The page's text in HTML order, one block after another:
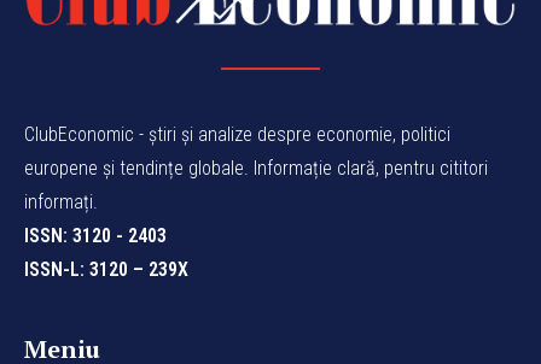
ClubEconomic - știri și analize despre economie, politici
europene și tendințe globale. Informație clară, pentru cititori
informați.
ISSN: 3120 - 2403
ISSN-L: 3120 – 239X
Meniu